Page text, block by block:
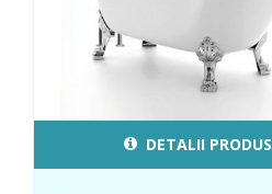
DETALII PRODUS